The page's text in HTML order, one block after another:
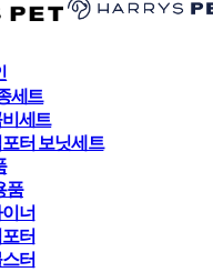
세트
세트
터 보닛세트
품
너
터
터